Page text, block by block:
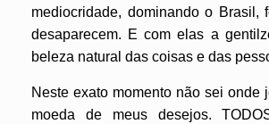
mediocridade, dominando o Brasil,
desaparecem. E com elas a
beleza natural das coisas e das
Neste exato momento não sei onde
moeda de meus desejos.